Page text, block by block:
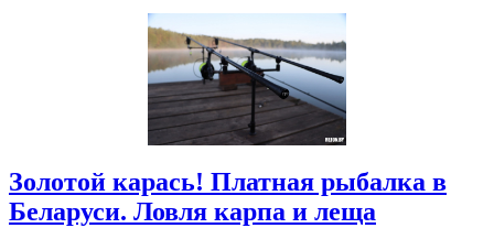
Золотой карась! Платная рыбалка в
Беларуси. Ловля карпа и леща